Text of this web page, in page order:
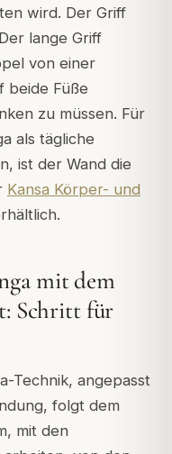
wird. Der Griff
lange Griff
von einer
beide Füße
zu müssen. Für
als tägliche
ist der Wand die
Kansa Körper- und
mit dem
Schritt für
Technik, angepasst
folgt dem
mit den